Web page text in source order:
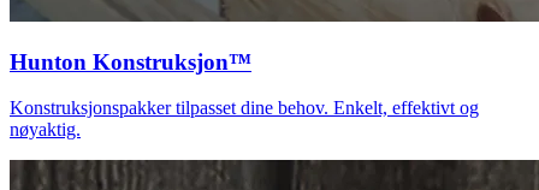
Hunton Konstruksjon™
Konstruksjonspakker tilpasset dine behov. Enkelt, effektivt og
nøyaktig.